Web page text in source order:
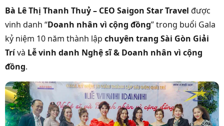
Bà Lê Thị Thanh Thuỷ – CEO Saigon Star Travel được
vinh danh “Doanh nhân vì cộng đồng” trong buổi Gala
kỷ niệm 10 năm thành lập chuyên trang Sài Gòn Giải
Trívà Lễ vinh danh Nghệ sĩ & Doanh nhân vì cộng
đồng.